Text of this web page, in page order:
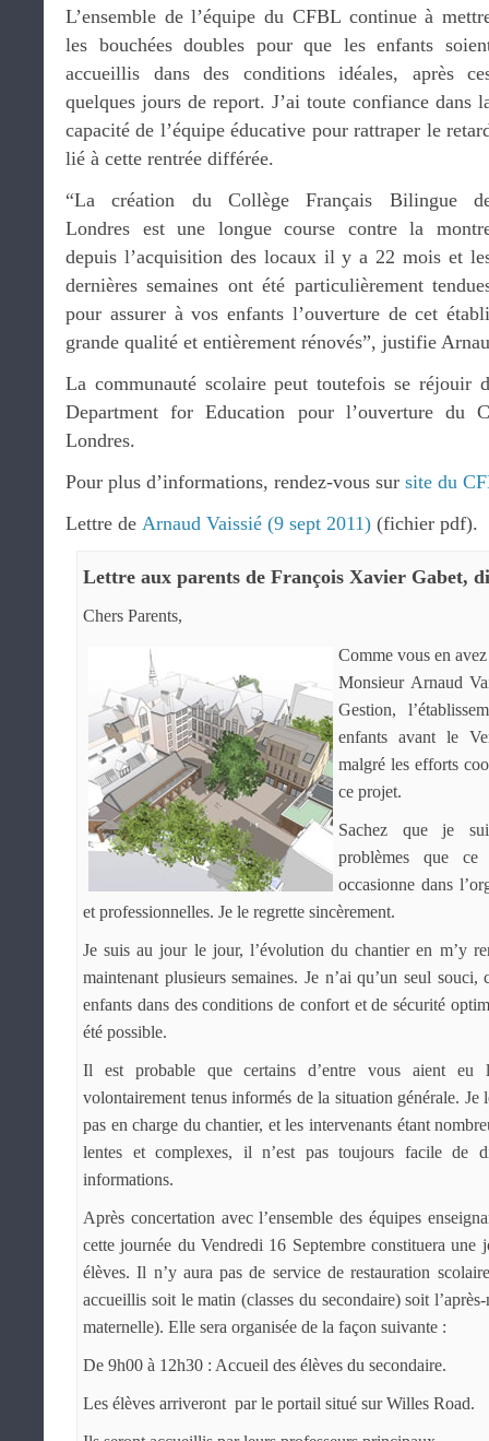
L’ensemble de l’équipe du CFBL continue à
les bouchées doubles pour que les enfants
accueillis dans des conditions idéales, après
quelques jours de report. J’ai toute confiance dans
capacité de l’équipe éducative pour rattraper le
lié à cette rentrée différée.
“La création du Collège Français Bilingue
Londres est une longue course contre la
depuis l’acquisition des locaux il y a 22 mois et
dernières semaines ont été particulièrement
pour assurer à vos enfants l’ouverture de cet
grande qualité et entièrement rénovés”, justifie
La communauté scolaire peut toutefois se réjouir
Department for Education pour l’ouverture du
Londres.
Pour plus d’informations, rendez-vous sur site du
Lettre de Arnaud Vaissié (9 sept 2011) (fichier pdf).
Lettre aux parents de François Xavier Gabet,
Chers Parents,
Comme vous en
Monsieur Arnaud
Gestion,
enfants avant le
malgré les efforts
ce projet.
Sachez que je
problèmes que
occasionne dans
et professionnelles. Je le regrette sincèrement.
Je suis au jour le jour, l’évolution du chantier en m’y
maintenant plusieurs semaines. Je n’ai qu’un seul
enfants dans des conditions de confort et de sécurité
été possible.
Il est probable que certains d’entre vous aient eu
volontairement tenus informés de la situation générale. Je
pas en charge du chantier, et les intervenants étant
lentes et complexes, il n’est pas toujours facile de
informations.
Après concertation avec l’ensemble des équipes
cette journée du Vendredi 16 Septembre constituera une
élèves. Il n’y aura pas de service de restauration
accueillis soit le matin (classes du secondaire) soit
maternelle). Elle sera organisée de la façon suivante :
De 9h00 à 12h30 : Accueil des élèves du secondaire.
Les élèves arriveront par le portail situé sur Willes Road.